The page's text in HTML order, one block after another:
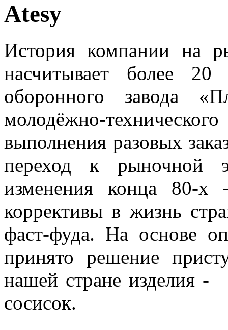
Atesy
История компании на
насчитывает более
оборонного завода
молодёжно-
выполнения разовых
переход к рыночной
изменения конца 80-х
коррективы в жизнь
фаст-фуда. На основе
принято решение
нашей стране изделия
сосисок.